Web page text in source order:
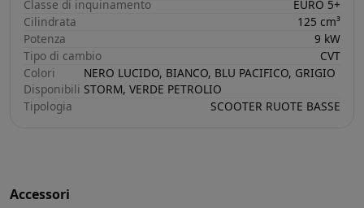
Classe di inquinamento
EURO 5+
Cilindrata
125 cm³
Potenza
9 kW
Tipo di cambio
CVT
Colori
Disponibili
NERO LUCIDO, BIANCO, BLU PACIFICO, GRIGIO
STORM, VERDE PETROLIO
Tipologia
SCOOTER RUOTE BASSE
Accessori